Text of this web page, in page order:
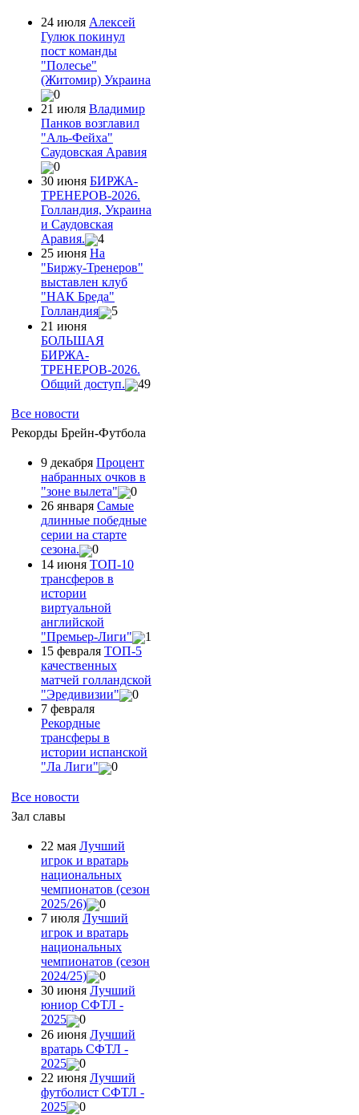
24 июля Алексей
Гулюк покинул
пост команды
"Полесье"
(Житомир) Украина
0
21 июля Владимир
Панков возглавил
"Аль-Фейха"
Саудовская Аравия
0
30 июня БИРЖА-
ТРЕНЕРОВ-2026.
Голландия, Украина
и Саудовская
Аравия.
4
25 июня На
"Биржу-Тренеров"
выставлен клуб
"НАК Бреда"
Голландия
5
21 июня
БОЛЬШАЯ
БИРЖА-
ТРЕНЕРОВ-2026.
Общий доступ.
49
Все новости
Рекорды Брейн-Футбола
9 декабря Процент
набранных очков в
"зоне вылета"
0
26 января Самые
длинные победные
серии на старте
сезона.
0
14 июня ТОП-10
трансферов в
истории
виртуальной
английской
"Премьер-Лиги"
1
15 февраля ТОП-5
качественных
матчей голландской
"Эредивизии"
0
7 февраля
Рекордные
трансферы в
истории испанской
"Ла Лиги"
0
Все новости
Зал славы
22 мая Лучший
игрок и вратарь
национальных
чемпионатов (сезон
2025/26)
0
7 июля Лучший
игрок и вратарь
национальных
чемпионатов (сезон
2024/25)
0
30 июня Лучший
юниор СФТЛ -
2025
0
26 июня Лучший
вратарь СФТЛ -
2025
0
22 июня Лучший
футболист СФТЛ -
2025
0